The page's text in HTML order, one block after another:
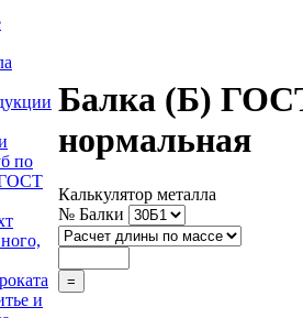
по
ГОСТ
и
Балка (Б)
нормальная
Калькулятор металла
№ Балки